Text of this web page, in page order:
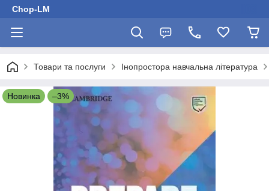
Chop-LM
Товари та послуги Інопростора навчальна література
Новинка –3%